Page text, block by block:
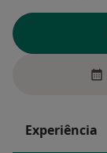
Experiência